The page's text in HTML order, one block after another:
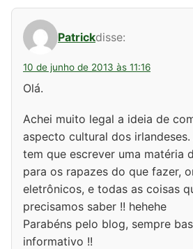
Patrickdisse:
10 de junho de 2013 às 11:16
Olá.
Achei muito legal a ideia de
aspecto cultural dos
tem que escrever uma matéria
para os rapazes do que fazer,
eletrônicos, e todas as coisas
precisamos saber !! hehehe
Parabéns pelo blog, sempre
informativo !!